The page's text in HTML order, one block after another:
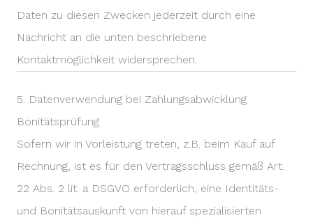
Daten zu diesen Zwecken jederzeit durch eine
Nachricht an die unten beschriebene
Kontaktmöglichkeit widersprechen.
5. Datenverwendung bei Zahlungsabwicklung
Bonitätsprüfung
Sofern wir in Vorleistung treten, z.B. beim Kauf auf
Rechnung, ist es für den Vertragsschluss gemäß Art.
22 Abs. 2 lit. a DSGVO erforderlich, eine Identitäts-
und Bonitätsauskunft von hierauf spezialisierten